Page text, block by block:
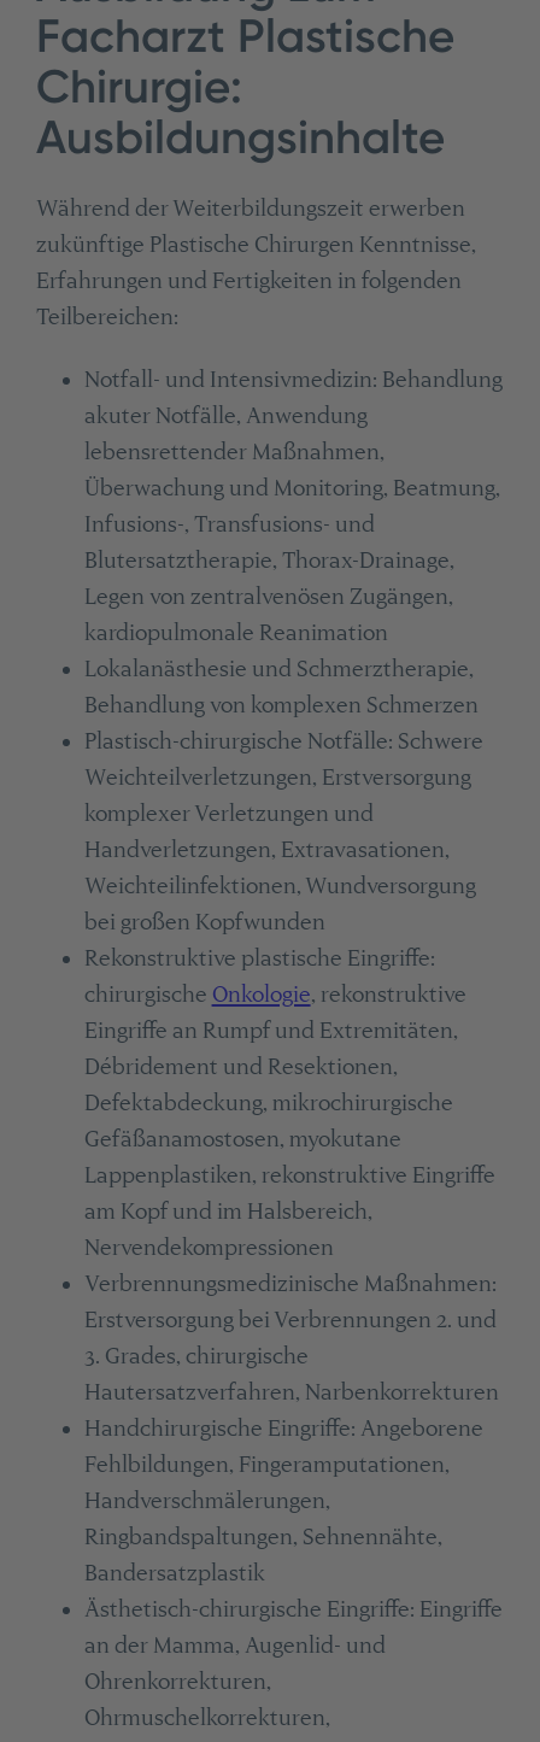
Facharzt Plastische
Chirurgie:
Ausbildungsinhalte
Während der Weiterbildungszeit erwerben
zukünftige Plastische Chirurgen Kenntnisse,
Erfahrungen und Fertigkeiten in folgenden
Teilbereichen:
Notfall- und Intensivmedizin: Behandlung
akuter Notfälle, Anwendung
lebensrettender Maßnahmen,
Überwachung und Monitoring, Beatmung,
Infusions-, Transfusions- und
Blutersatztherapie, Thorax-Drainage,
Legen von zentralvenösen Zugängen,
kardiopulmonale Reanimation
Lokalanästhesie und Schmerztherapie,
Behandlung von komplexen Schmerzen
Plastisch-chirurgische Notfälle: Schwere
Weichteilverletzungen, Erstversorgung
komplexer Verletzungen und
Handverletzungen, Extravasationen,
Weichteilinfektionen, Wundversorgung
bei großen Kopfwunden
Rekonstruktive plastische Eingriffe:
chirurgische Onkologie, rekonstruktive
Eingriffe an Rumpf und Extremitäten,
Débridement und Resektionen,
Defektabdeckung, mikrochirurgische
Gefäßanamostosen, myokutane
Lappenplastiken, rekonstruktive Eingriffe
am Kopf und im Halsbereich,
Nervendekompressionen
Verbrennungsmedizinische Maßnahmen:
Erstversorgung bei Verbrennungen 2. und
3. Grades, chirurgische
Hautersatzverfahren, Narbenkorrekturen
Handchirurgische Eingriffe: Angeborene
Fehlbildungen, Fingeramputationen,
Handverschmälerungen,
Ringbandspaltungen, Sehnennähte,
Bandersatzplastik
Ästhetisch-chirurgische Eingriffe: Eingriffe
an der Mamma, Augenlid- und
Ohrenkorrekturen,
Ohrmuschelkorrekturen,